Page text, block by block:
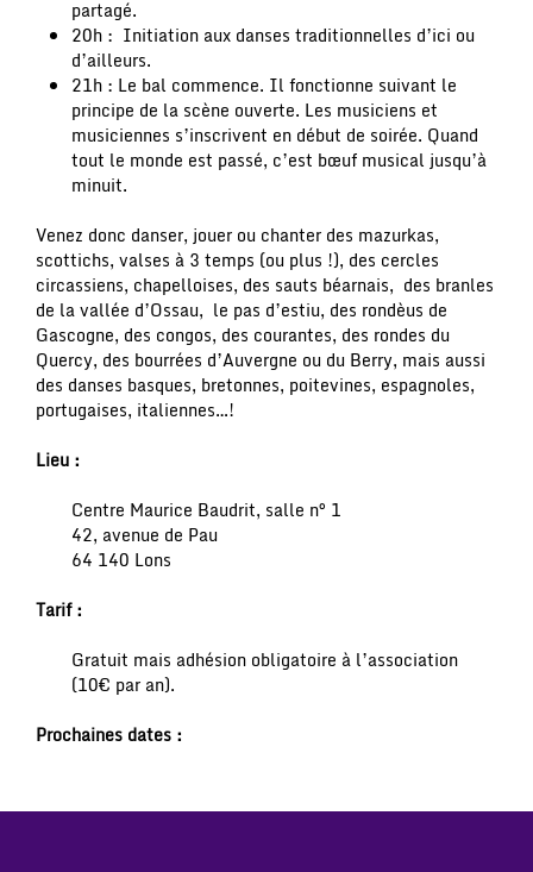
partagé.
20h : Initiation aux danses traditionnelles d’ici ou
d’ailleurs.
21h : Le bal commence. Il fonctionne suivant le
principe de la scène ouverte. Les musiciens et
musiciennes s’inscrivent en début de soirée. Quand
tout le monde est passé, c’est bœuf musical jusqu’à
minuit.
Venez donc danser, jouer ou chanter des mazurkas,
scottichs, valses à 3 temps (ou plus !), des cercles
circassiens, chapelloises, des sauts béarnais, des branles
de la vallée d’Ossau, le pas d’estiu, des rondèus de
Gascogne, des congos, des courantes, des rondes du
Quercy, des bourrées d’Auvergne ou du Berry, mais aussi
des danses basques, bretonnes, poitevines, espagnoles,
portugaises, italiennes…!
Lieu :
Centre Maurice Baudrit, salle n° 1
42, avenue de Pau
64 140 Lons
Tarif :
Gratuit mais adhésion obligatoire à l’association
(10€ par an).
Prochaines dates :